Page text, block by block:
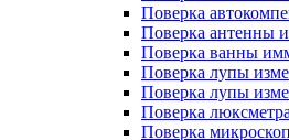
Поверка
Поверка антенны
Поверка ванны
Поверка лупы
Поверка лупы
Поверка люксметра
Поверка